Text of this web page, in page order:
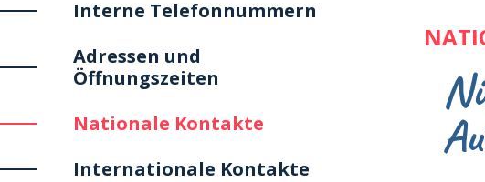
Interne Telefonnummern
Adressen und
Öffnungszeiten
Nationale Kontakte
Internationale Kontakte